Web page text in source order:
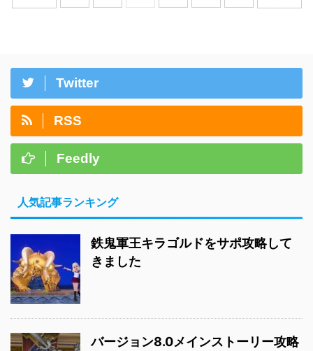
Twitter
RSS
Feedly
人気記事ランキング
鉄鬼軍王キラゴルドをサポ攻略して
きました
バージョン8.0メインストーリー攻略